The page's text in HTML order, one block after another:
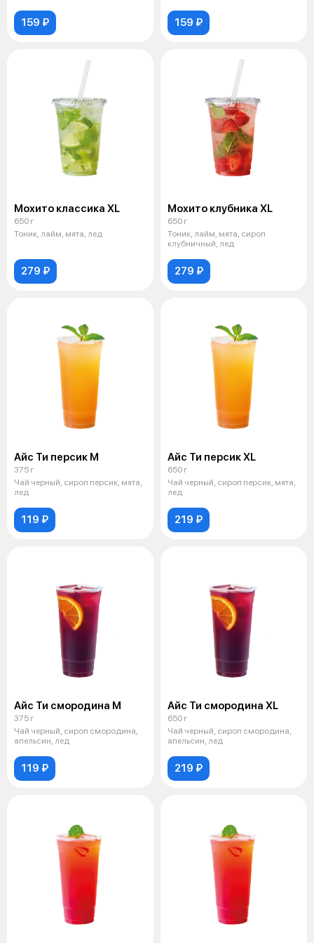
159 ₽ 159 ₽
Мохито классика XL
650 г
Тоник, лайм, мята, лед
279 ₽
Мохито клубника XL
650 г
Тоник, лайм, мята, сироп
клубничный, лед
279 ₽
Айс Ти персик М
375 г
Чай черный, сироп персик, мята,
лед
119 ₽
Айс Ти персик XL
650 г
Чай черный, сироп персик, мята,
лед
219 ₽
Айс Ти смородина М
375 г
Чай черный, сироп смородина,
апельсин, лед
119 ₽
Айс Ти смородина XL
650 г
Чай черный, сироп смородина,
апельсин, лед
219 ₽